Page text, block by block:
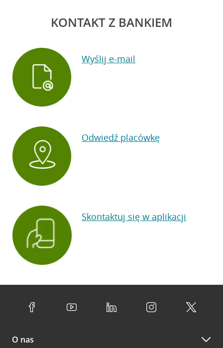
KONTAKT Z BANKIEM
Wyślij e-mail
Odwiedź placówkę
Skontaktuj się w aplikacji
O nas